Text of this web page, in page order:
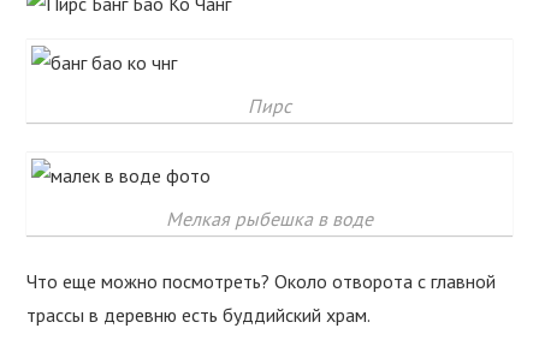
Пирс
Мелкая рыбешка в воде
Что еще можно посмотреть? Около отворота с главной
трассы в деревню есть буддийский храм.